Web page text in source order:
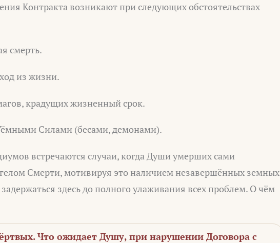
Контракта возникают при следующих обстоятельствах
смерть.
из жизни.
крадущих жизненный срок.
Силами (бесами, демонами).
встречаются случаи, когда Души умерших сами
Смерти, мотивируя это наличием незавершённых земных
здесь до полного улаживания всех проблем. О чём
Что ожидает Душу, при нарушении Договора с